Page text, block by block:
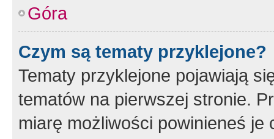
Góra
Czym są tematy przyklejone?
Tematy przyklejone pojawiają
tematów na pierwszej stronie.
miarę możliwości powinieneś je